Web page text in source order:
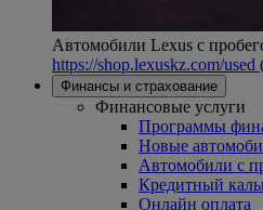
Автомобили Lexus с
https://shop.lexuskz.com/used
Финансы и страхование
Финансовые услуги
Программы
Новые
Автомобили с
Кредитный
Онлайн оплата